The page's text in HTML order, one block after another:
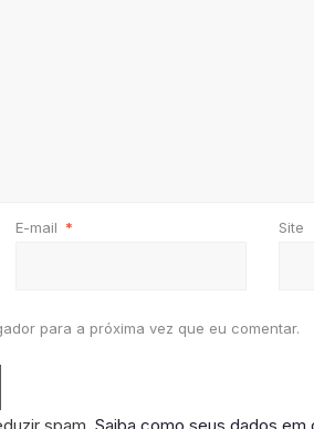
E-mail * Site
para a próxima vez que eu comentar.